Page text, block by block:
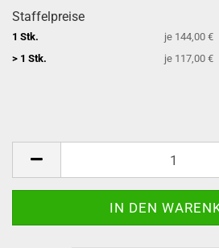
Staffelpreise
1 Stk.
je 144,00 €
> 1 Stk.
je 117,00 €